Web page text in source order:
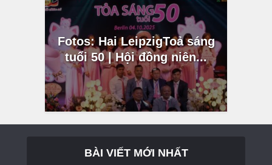
Fotos: Hai LeipzigToả sáng
tuổi 50 | Hội đồng niên...
BÀI VIẾT MỚI NHẤT